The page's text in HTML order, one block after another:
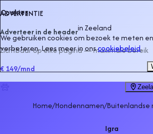
ADVERTENTIE
Adverteer in de headerinZeeland
Zichtbaar op elke pagina — maximale bereik
€ 149/mnd
Home/Hondennamen/Buitenlandse
Igra
Cookies
We gebruiken cookies om bezoek te meten
verbeteren. Lees meer in onscookiebeleid.